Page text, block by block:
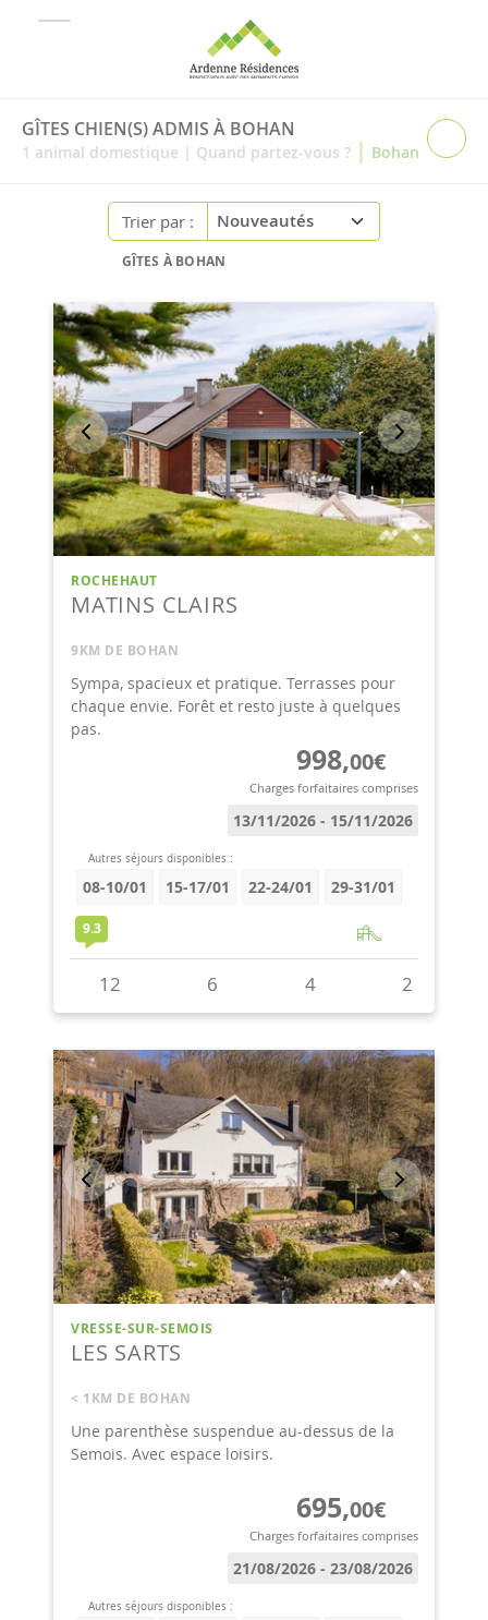
GÎTES CHIEN(S) ADMIS À BOHAN
1 animal domestique | Quand partez-vous ? | Bohan
Trier par :
GÎTES À BOHAN